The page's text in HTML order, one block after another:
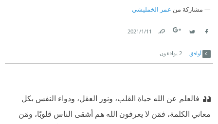
مشاركة من عمر الخمليشي
11‏/1‏/2021
أوافق 2 يوافقون
فالعلم عن الله حياة القلب، ونور العقل، ودواء النفس بكل
معاني الكلمة، فمَن لا يعرفون الله هم أشقى الناس قلوبًا، ومَن